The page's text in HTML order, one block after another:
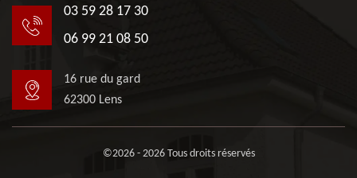
03 59 28 17 30
06 99 21 08 50
16 rue du gard
62300 Lens
©2026 - 2026 Tous droits réservés